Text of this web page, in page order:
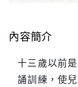
內容簡介
十三歲以前
誦訓練，使